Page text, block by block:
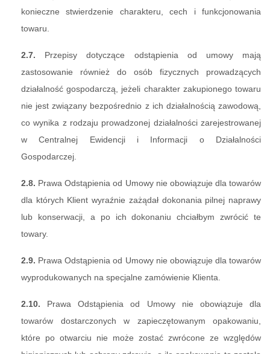
konieczne stwierdzenie charakteru, cech i funkcjonowania
towaru.
2.7. Przepisy dotyczące odstąpienia od umowy mają
zastosowanie również do osób fizycznych prowadzących
działalność gospodarczą, jeżeli charakter zakupionego towaru
nie jest związany bezpośrednio z ich działalnością zawodową,
co wynika z rodzaju prowadzonej działalności zarejestrowanej
w Centralnej Ewidencji i Informacji o Działalności
Gospodarczej.
2.8. Prawa Odstąpienia od Umowy nie obowiązuje dla towarów
dla których Klient wyraźnie zażądał dokonania pilnej naprawy
lub konserwacji, a po ich dokonaniu chciałbym zwrócić te
towary.
2.9. Prawa Odstąpienia od Umowy nie obowiązuje dla towarów
wyprodukowanych na specjalne zamówienie Klienta.
2.10. Prawa Odstąpienia od Umowy nie obowiązuje dla
towarów dostarczonych w zapieczętowanym opakowaniu,
które po otwarciu nie może zostać zwrócone ze względów